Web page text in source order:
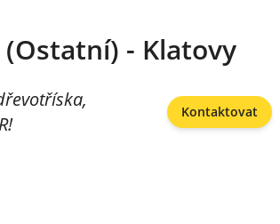
- Klatovy
Kontaktovat